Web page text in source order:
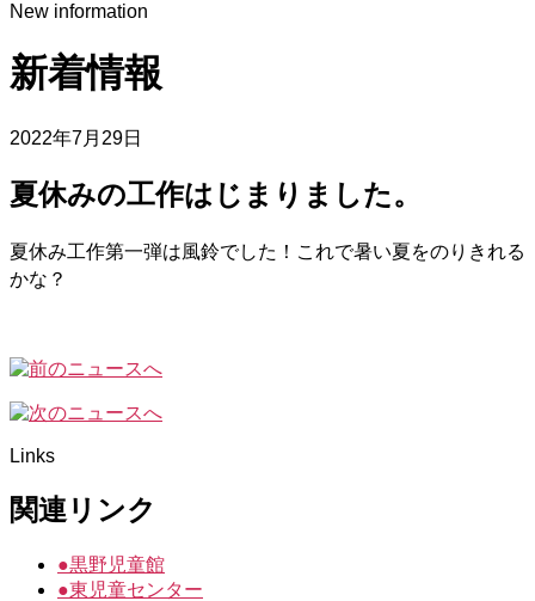
New information
新着情報
2022年7月29日
夏休みの工作はじまりました。
夏休み工作第一弾は風鈴でした！ これで暑い夏をのりきれる
かな？
Links
関連リンク
●黒野児童館
●東児童センター